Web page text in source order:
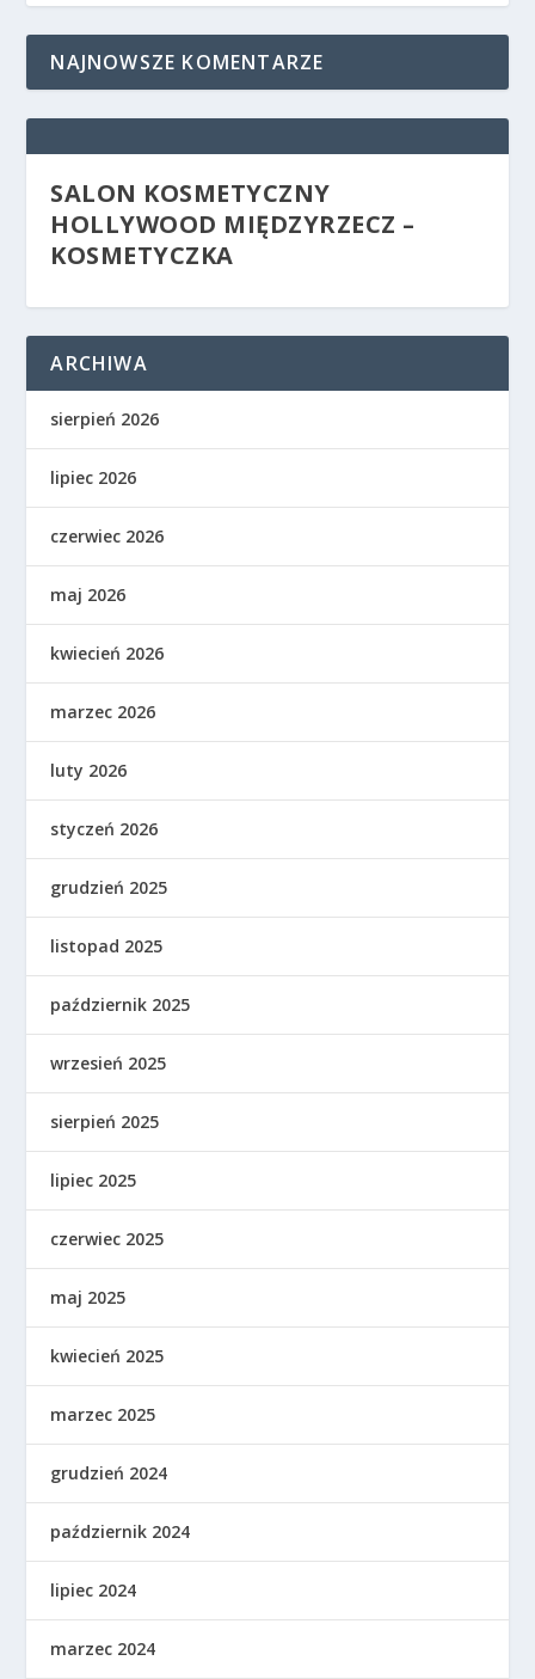
NAJNOWSZE KOMENTARZE
SALON KOSMETYCZNY
HOLLYWOOD MIĘDZYRZECZ –
KOSMETYCZKA
ARCHIWA
sierpień 2026
lipiec 2026
czerwiec 2026
maj 2026
kwiecień 2026
marzec 2026
luty 2026
styczeń 2026
grudzień 2025
listopad 2025
październik 2025
wrzesień 2025
sierpień 2025
lipiec 2025
czerwiec 2025
maj 2025
kwiecień 2025
marzec 2025
grudzień 2024
październik 2024
lipiec 2024
marzec 2024